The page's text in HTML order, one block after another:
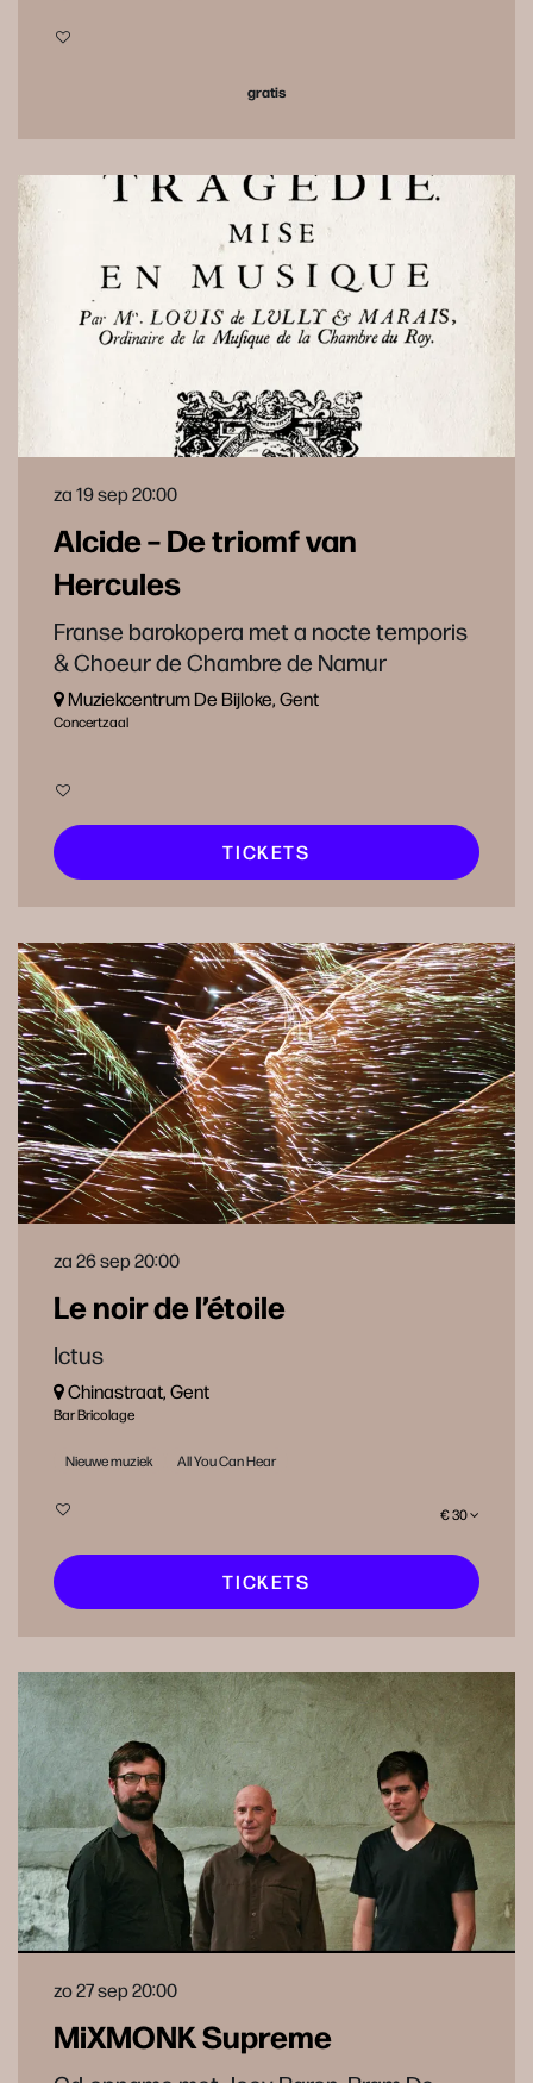
gratis
Alcide – De triomf van
Hercules
Franse barokopera met a nocte temporis
& Choeur de Chambre de Namur
za 19 sep20:00
Muziekcentrum De Bijloke, Gent
Concertzaal
TICKETS
Le noir de l’étoile
Ictus
za 26 sep20:00
Chinastraat, Gent
Bar Bricolage
Nieuwe muziek All You Can Hear
€ 30
TICKETS
MiXMONK Supreme
zo 27 sep20:00